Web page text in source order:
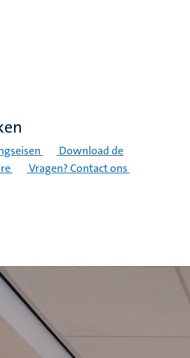
Download de
Vragen? Contact ons